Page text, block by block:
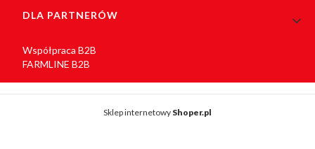
DLA PARTNERÓW
Współpraca B2B
FARMLINE B2B
Sklep internetowy Shoper.pl